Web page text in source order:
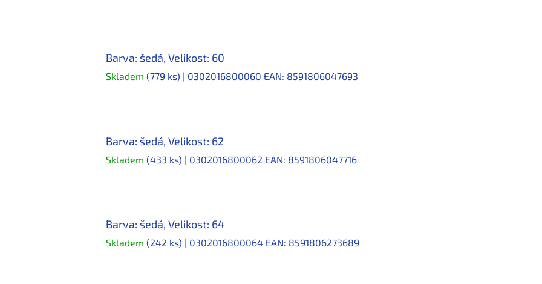
Barva: šedá, Velikost: 60
Skladem (779 ks) | 0302016800060 EAN: 8591806047693
Barva: šedá, Velikost: 62
Skladem (433 ks) | 0302016800062 EAN: 8591806047716
Barva: šedá, Velikost: 64
Skladem (242 ks) | 0302016800064 EAN: 8591806273689